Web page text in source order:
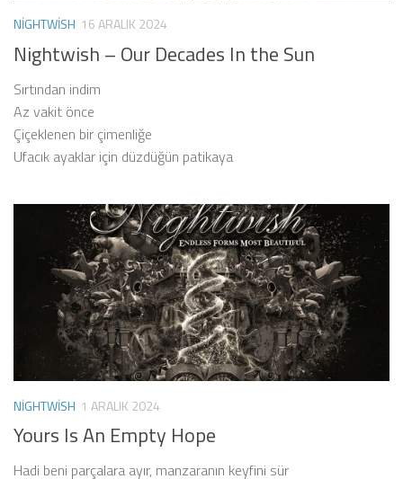
NIGHTWISH 16 ARALIK 2024
Nightwish – Our Decades In the Sun
Sırtından indim
Az vakit önce
Çiçeklenen bir çimenliğe
Ufacık ayaklar için düzdüğün patikaya
NIGHTWISH 1 ARALIK 2024
Yours Is An Empty Hope
Hadi beni parçalara ayır, manzaranın keyfini sür